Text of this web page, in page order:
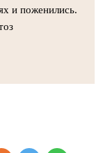
и поженились.